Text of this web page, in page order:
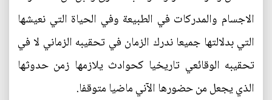
الاجسام والمدركات في الطبيعة وفي الحياة التي نعيشها
التي بدلالتها جميعا ندرك الزمان في تحقيبه الزماني لا في
تحقيبه الوقائعي تاريخيا كحوادث يلازمها زمن حدوثها
الذي يجعل من حضورها الآني ماضيا متوقفا.